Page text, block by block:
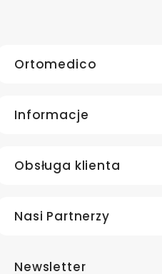
Ortomedico
Informacje
Obsługa klienta
Nasi Partnerzy
Newsletter